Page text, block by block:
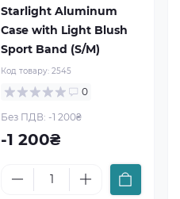
Starlight Aluminum
Case with Light Blush
Sport Band (S/M)
Код товару:2545
0
Без ПДВ: -1 200₴
-1 200₴